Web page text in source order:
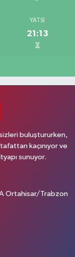
YATSI
21:13
buluştururken,
kaçınıyor ve
sunuyor.
A Ortahisar/Trabzon